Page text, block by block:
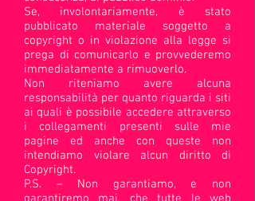
Se, involontariamente, è stato
pubblicato materiale soggetto a
copyright o in violazione alla legge si
prega di comunicarlo e provvederemo
immediatamente a rimuoverlo.
Non riteniamo avere alcuna
responsabilità per quanto riguarda i siti
ai quali è possibile accedere attraverso
i collegamenti presenti sulle mie
pagine ed anche con queste non
intendiamo violare alcun diritto di
Copyright.
P.S. – Non garantiamo, e non